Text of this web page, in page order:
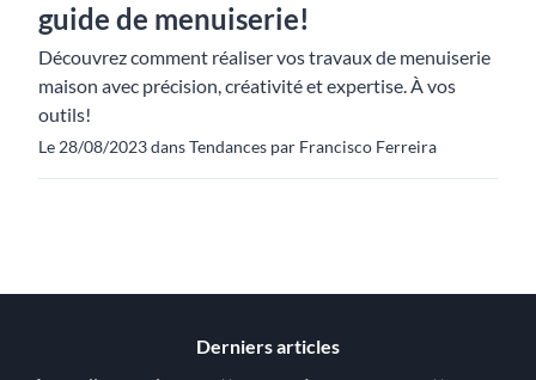
guide de menuiserie!
Découvrez comment réaliser vos travaux de menuiserie
maison avec précision, créativité et expertise. À vos
outils!
Le 28/08/2023 dans Tendances par Francisco Ferreira
Derniers articles